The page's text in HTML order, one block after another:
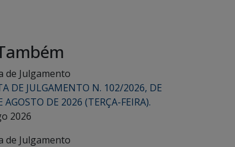
de Julgamento
DE JULGAMENTO N. 102/2026, DE
AGOSTO DE 2026 (TERÇA-FEIRA).
2026
de Julgamento